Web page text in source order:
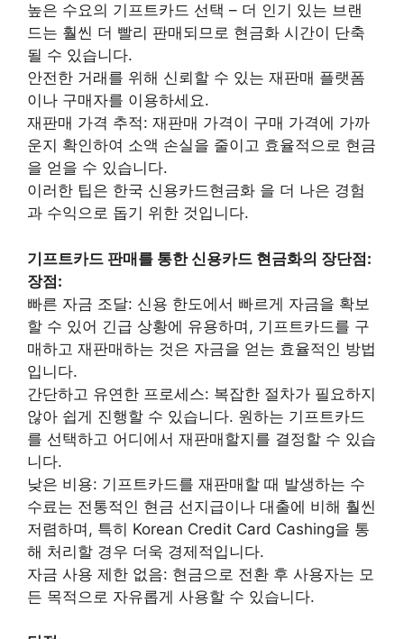
높은 수요의 기프트카드 선택 – 더 인기 있는 브랜
드는 훨씬 더 빨리 판매되므로 현금화 시간이 단축
될 수 있습니다.
안전한 거래를 위해 신뢰할 수 있는 재판매 플랫폼
이나 구매자를 이용하세요.
재판매 가격 추적: 재판매 가격이 구매 가격에 가까
운지 확인하여 소액 손실을 줄이고 효율적으로 현금
을 얻을 수 있습니다.
이러한 팁은 한국 신용카드현금화 을 더 나은 경험
과 수익으로 돕기 위한 것입니다.
기프트카드 판매를 통한 신용카드 현금화의 장단점:
장점:
빠른 자금 조달: 신용 한도에서 빠르게 자금을 확보
할 수 있어 긴급 상황에 유용하며, 기프트카드를 구
매하고 재판매하는 것은 자금을 얻는 효율적인 방법
입니다.
간단하고 유연한 프로세스: 복잡한 절차가 필요하지
않아 쉽게 진행할 수 있습니다. 원하는 기프트카드
를 선택하고 어디에서 재판매할지를 결정할 수 있습
니다.
낮은 비용: 기프트카드를 재판매할 때 발생하는 수
수료는 전통적인 현금 선지급이나 대출에 비해 훨씬
저렴하며, 특히 Korean Credit Card Cashing을 통
해 처리할 경우 더욱 경제적입니다.
자금 사용 제한 없음: 현금으로 전환 후 사용자는 모
든 목적으로 자유롭게 사용할 수 있습니다.